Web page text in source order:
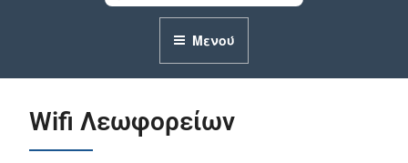
Μενού
Wifi Λεωφορείων